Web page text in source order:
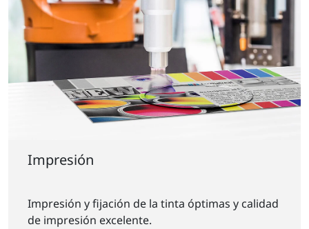
Impresión
Impresión y fijación de la tinta óptimas y calidad
de impresión excelente.